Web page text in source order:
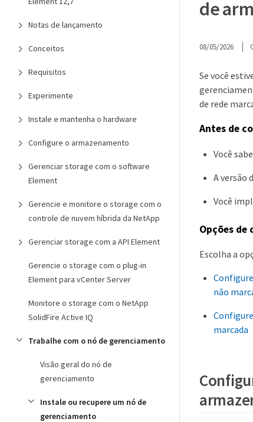
Notas de lançamento
Conceitos
Requisitos
Experimente
Instale e mantenha o hardware
Configure o armazenamento
Gerenciar storage com o software
Element
Gerencie e monitore o storage com o
controle de nuvem híbrida da NetApp
Gerenciar storage com a API Element
Gerencie o storage com o plug-in
Element para vCenter Server
Monitore o storage com o NetApp
SolidFire Active IQ
Trabalhe com o nó de gerenciamento
Visão geral do nó de
gerenciamento
Instale ou recupere um nó de
gerenciamento
de
08/05/2026
Se você
de rede
Antes de
Você
A versão
Você
Opções
Escolha a
não
marcada